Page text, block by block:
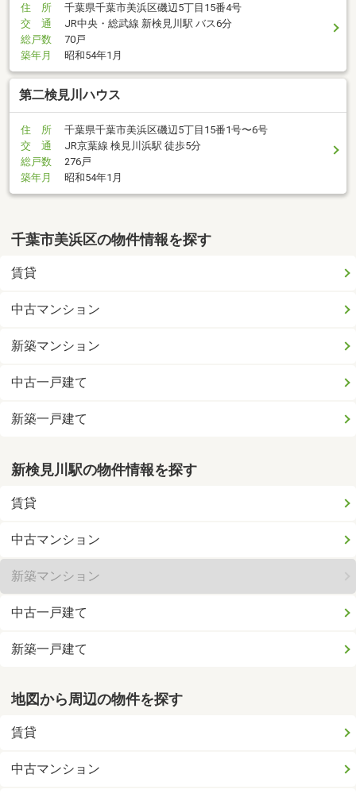
住 所
千葉県千葉市美浜区磯辺5丁目15番4号
交 通
JR中央・総武線 新検見川駅 バス6分
総戸数
70戸
築年月
昭和54年1月
第二検見川ハウス
住 所
千葉県千葉市美浜区磯辺5丁目15番1号〜6号
交 通
JR京葉線 検見川浜駅 徒歩5分
総戸数
276戸
築年月
昭和54年1月
千葉市美浜区の物件情報を探す
賃貸
中古マンション
新築マンション
中古一戸建て
新築一戸建て
新検見川駅の物件情報を探す
賃貸
中古マンション
新築マンション
中古一戸建て
新築一戸建て
地図から周辺の物件を探す
賃貸
中古マンション